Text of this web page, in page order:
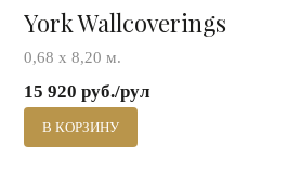
York Wallcoverings
0,68 х 8,20 м.
15 920 руб./рул
В КОРЗИНУ